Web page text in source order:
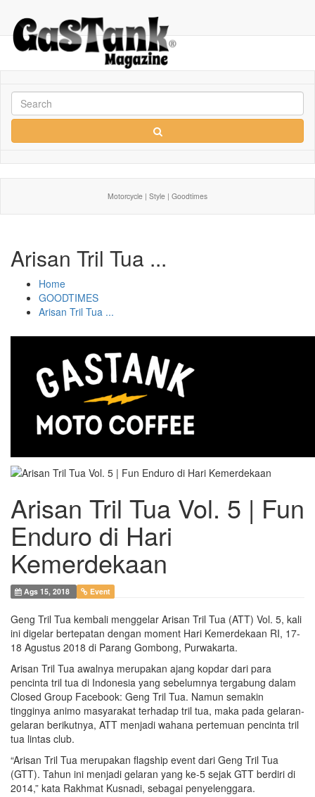
Motorcycle | Style | Goodtimes
Arisan Tril Tua ...
Home
GOODTIMES
Arisan Tril Tua ...
Arisan Tril Tua Vol. 5 | Fun
Enduro di Hari
Kemerdekaan
Ags 15, 2018 Event
Geng Tril Tua kembali menggelar Arisan Tril Tua (ATT) Vol. 5, kali
ini digelar bertepatan dengan moment Hari Kemerdekaan RI, 17-
18 Agustus 2018 di Parang Gombong, Purwakarta.
Arisan Tril Tua awalnya merupakan ajang kopdar dari para
pencinta tril tua di Indonesia yang sebelumnya tergabung dalam
Closed Group Facebook: Geng Tril Tua. Namun semakin
tingginya animo masyarakat terhadap tril tua, maka pada gelaran-
gelaran berikutnya, ATT menjadi wahana pertemuan pencinta tril
tua lintas club.
“Arisan Tril Tua merupakan flagship event dari Geng Tril Tua
(GTT). Tahun ini menjadi gelaran yang ke-5 sejak GTT berdiri di
2014,” kata Rakhmat Kusnadi, sebagai penyelenggara.